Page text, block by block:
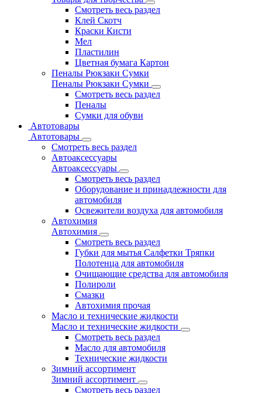
Смотреть весь раздел
Клей Скотч
Краски Кисти
Мел
Пластилин
Цветная бумага Картон
Пеналы Рюкзаки Сумки
Пеналы Рюкзаки Сумки
Смотреть весь раздел
Пеналы
Сумки для обуви
Автотовары
Автотовары
Смотреть весь раздел
Автоаксессуары
Автоаксессуары
Смотреть весь раздел
Оборудование и принадлежности для
автомобиля
Освежители воздуха для автомобиля
Автохимия
Автохимия
Смотреть весь раздел
Губки для мытья Салфетки Тряпки
Полотенца для автомобиля
Очищающие средства для автомобиля
Полироли
Смазки
Автохимия прочая
Масло и технические жидкости
Масло и технические жидкости
Смотреть весь раздел
Масло для автомобиля
Технические жидкости
Зимний ассортимент
Зимний ассортимент
Смотреть весь раздел